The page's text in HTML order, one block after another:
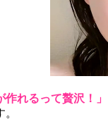
作れるって贅沢！」